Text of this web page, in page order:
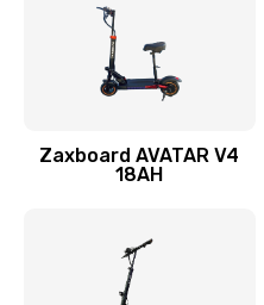
Zaxboard AVATAR V4
18AH